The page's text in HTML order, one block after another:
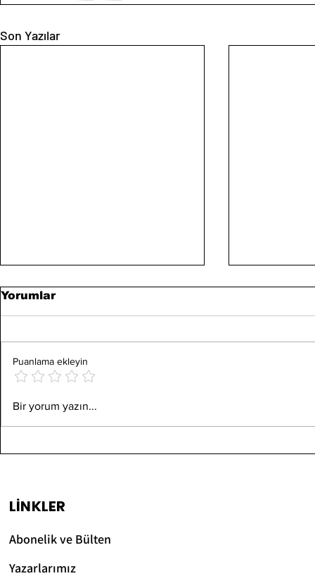
Son Yazılar
Ord. Prof. Dr. Ali Fuad
Yorumlar
Puanlama ekleyin
Bir yorum yazın...
LİNKLER
Abonelik ve Bülten
Yazarlarımız